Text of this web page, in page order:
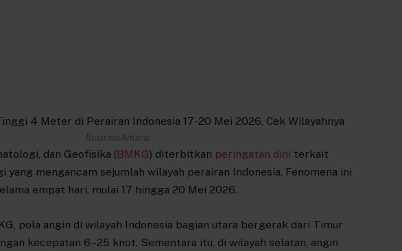
Ilustrasi(Antara)
dan Geofisika (BMKG) diterbitkan peringatan dini terkait
mengancam sejumlah wilayah perairan Indonesia. Fenomena ini
empat hari, mulai 17 hingga 20 Mei 2026.
pola angin di wilayah Indonesia bagian utara bergerak dari Timur
kecepatan 6–25 knot. Sementara itu, di wilayah selatan, angin